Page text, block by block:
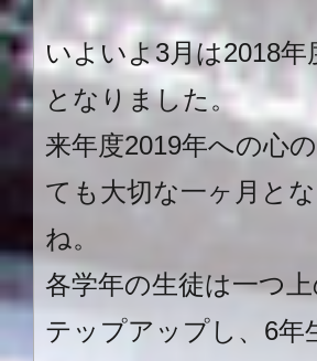
いよいよ3月は2018年
となりました。
来年度2019年への心
ても大切な一ヶ月と
ね。
各学年の生徒は一つ
テップアップし、 6年